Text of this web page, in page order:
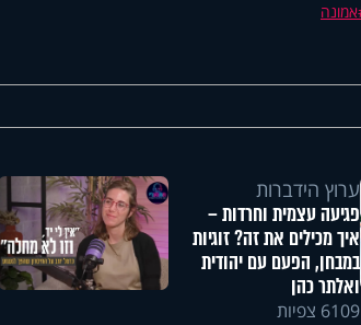
אמונה
ערוץ הידברות
פגיעה עצמית וחרדות –
איך מכילים את זה? זוגיות
במבחן, הפעם עם יהודית
ואלתר כהן
6109 צפיות